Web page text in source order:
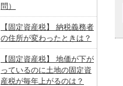
問）
【固定資産税】 納税義務者
の住所が変わったときは？
【固定資産税】 地価が下が
っているのに土地の固定資
産税が毎年上がるのは？